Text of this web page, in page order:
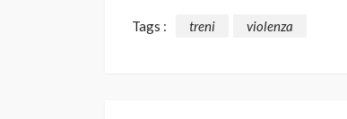
Tags : treni violenza